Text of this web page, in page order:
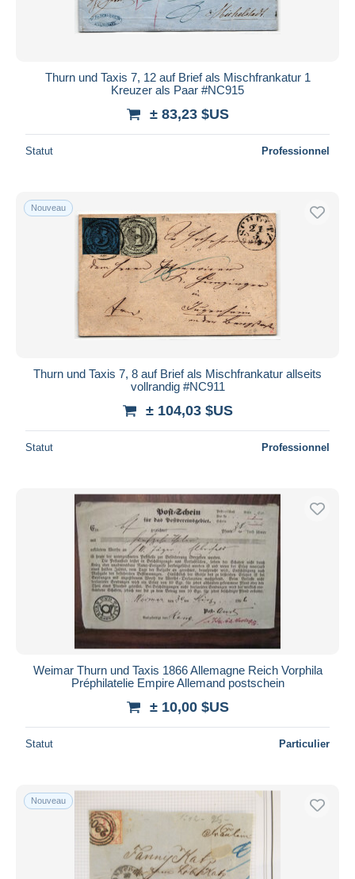
Thurn und Taxis 7, 12 auf Brief als Mischfrankatur 1
Kreuzer als Paar #NC915
± 83,23 $US
Statut Professionnel
Nouveau
Thurn und Taxis 7, 8 auf Brief als Mischfrankatur allseits
vollrandig #NC911
± 104,03 $US
Statut Professionnel
Weimar Thurn und Taxis 1866 Allemagne Reich Vorphila
Préphilatelie Empire Allemand postschein
± 10,00 $US
Statut Particulier
Nouveau